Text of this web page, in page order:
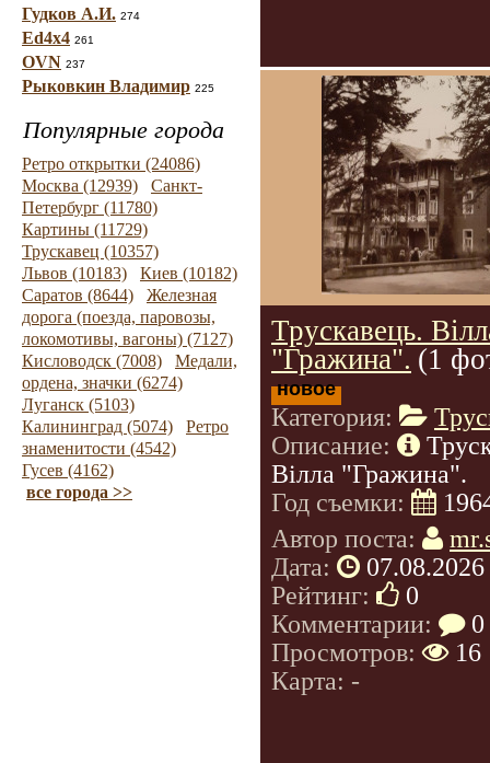
Гудков А.И. 274
Ed4x4 261
OVN 237
Рыковкин Владимир 225
Популярные города
Ретро открытки (24086)
Москва (12939)
Санкт-
Петербург (11780)
Картины (11729)
Трускавец (10357)
Львов (10183)
Киев (10182)
Саратов (8644)
Железная
дорога (поезда, паровозы,
локомотивы, вагоны) (7127)
Кисловодск (7008)
Медали,
ордена, значки (6274)
Луганск (5103)
Калининград (5074)
Ретро
знаменитости (4542)
Гусев (4162)
все города >>
Трускавець.
"Гражина". (1
новое
Категория:
Описание:
Вілла "Гражина".
Год съемки:
Автор поста:
Дата:
Рейтинг:
0
Комментарии:
0
Просмотров:
16
Карта: -